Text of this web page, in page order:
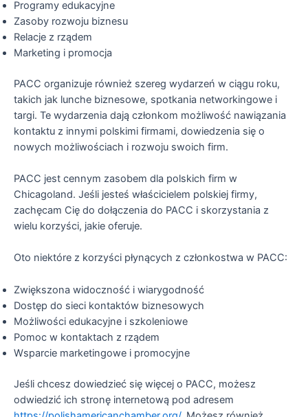
Programy edukacyjne
Zasoby rozwoju biznesu
Relacje z rządem
Marketing i promocja
PACC organizuje również szereg wydarzeń w ciągu roku,
takich jak lunche biznesowe, spotkania networkingowe i
targi. Te wydarzenia dają członkom możliwość nawiązania
kontaktu z innymi polskimi firmami, dowiedzenia się o
nowych możliwościach i rozwoju swoich firm.
PACC jest cennym zasobem dla polskich firm w
Chicagoland. Jeśli jesteś właścicielem polskiej firmy,
zachęcam Cię do dołączenia do PACC i skorzystania z
wielu korzyści, jakie oferuje.
Oto niektóre z korzyści płynących z członkostwa w PACC:
Zwiększona widoczność i wiarygodność
Dostęp do sieci kontaktów biznesowych
Możliwości edukacyjne i szkoleniowe
Pomoc w kontaktach z rządem
Wsparcie marketingowe i promocyjne
Jeśli chcesz dowiedzieć się więcej o PACC, możesz
odwiedzić ich stronę internetową pod adresem